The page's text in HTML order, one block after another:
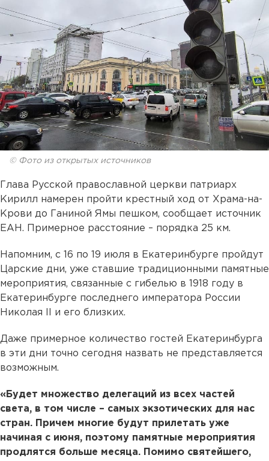
© Фото из открытых источников
Глава Русской православной церкви патриарх
Кирилл намерен пройти крестный ход от Храма-на-
Крови до Ганиной Ямы пешком, сообщает источник
ЕАН. Примерное расстояние – порядка 25 км.
Напомним, с 16 по 19 июля в Екатеринбурге пройдут
Царские дни, уже ставшие традиционными памятные
мероприятия, связанные с гибелью в 1918 году в
Екатеринбурге последнего императора России
Николая II и его близких.
Даже примерное количество гостей Екатеринбурга
в эти дни точно сегодня назвать не представляется
возможным.
«Будет множество делегаций из всех частей
света, в том числе – самых экзотических для нас
стран. Причем многие будут прилетать уже
начиная с июня, поэтому памятные мероприятия
продлятся больше месяца. Помимо святейшего,